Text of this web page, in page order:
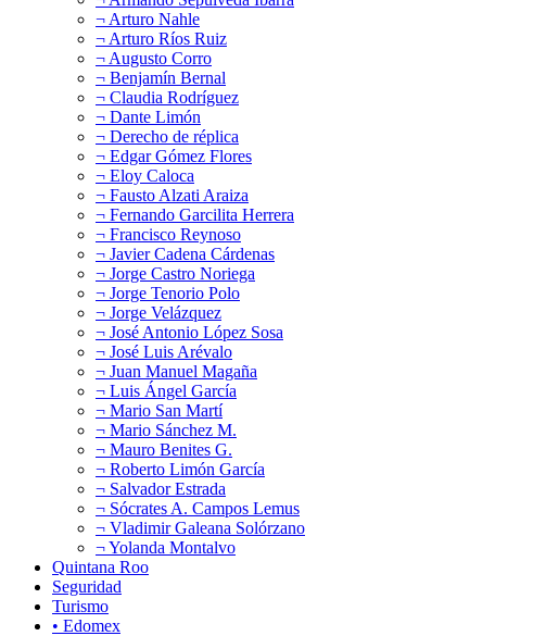
¬ Arturo Nahle
¬ Arturo Ríos Ruiz
¬ Augusto Corro
¬ Benjamín Bernal
¬ Claudia Rodríguez
¬ Dante Limón
¬ Derecho de réplica
¬ Edgar Gómez Flores
¬ Eloy Caloca
¬ Fausto Alzati Araiza
¬ Fernando Garcilita Herrera
¬ Francisco Reynoso
¬ Javier Cadena Cárdenas
¬ Jorge Castro Noriega
¬ Jorge Tenorio Polo
¬ Jorge Velázquez
¬ José Antonio López Sosa
¬ José Luis Arévalo
¬ Juan Manuel Magaña
¬ Luis Ángel García
¬ Mario San Martí
¬ Mario Sánchez M.
¬ Mauro Benites G.
¬ Roberto Limón García
¬ Salvador Estrada
¬ Sócrates A. Campos Lemus
¬ Vladimir Galeana Solórzano
¬ Yolanda Montalvo
Quintana Roo
Seguridad
Turismo
• Edomex